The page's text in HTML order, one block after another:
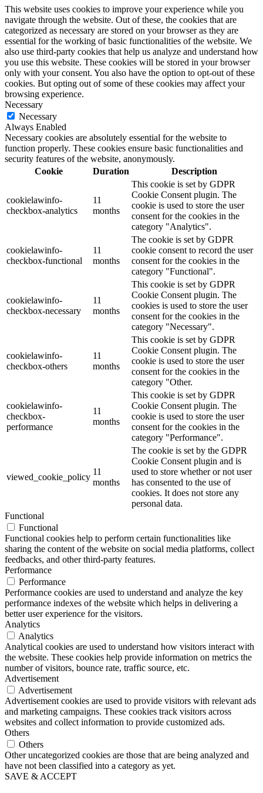
This website uses cookies to improve your experience while you
navigate through the website. Out of these, the cookies that are
categorized as necessary are stored on your browser as they are
essential for the working of basic functionalities of the website. We
also use third-party cookies that help us analyze and understand how
you use this website. These cookies will be stored in your browser
only with your consent. You also have the option to opt-out of these
cookies. But opting out of some of these cookies may affect your
browsing experience.
Necessary
Necessary
Always Enabled
Necessary cookies are absolutely essential for the website to
function properly. These cookies ensure basic functionalities and
security features of the website, anonymously.
Cookie
Duration Description
cookielawinfo-
checkbox-analytics
11
months
This cookie is set by GDPR
Cookie Consent plugin. The
cookie is used to store the user
consent for the cookies in the
category "Analytics".
cookielawinfo-
checkbox-functional
11
months
The cookie is set by GDPR
cookie consent to record the user
consent for the cookies in the
category "Functional".
cookielawinfo-
checkbox-necessary
11
months
This cookie is set by GDPR
Cookie Consent plugin. The
cookies is used to store the user
consent for the cookies in the
category "Necessary".
cookielawinfo-
checkbox-others
11
months
This cookie is set by GDPR
Cookie Consent plugin. The
cookie is used to store the user
consent for the cookies in the
category "Other.
cookielawinfo-
checkbox-
performance
11
months
This cookie is set by GDPR
Cookie Consent plugin. The
cookie is used to store the user
consent for the cookies in the
category "Performance".
viewed_cookie_policy
11
months
The cookie is set by the GDPR
Cookie Consent plugin and is
used to store whether or not user
has consented to the use of
cookies. It does not store any
personal data.
Functional
Functional
Functional cookies help to perform certain functionalities like
sharing the content of the website on social media platforms, collect
feedbacks, and other third-party features.
Performance
Performance
Performance cookies are used to understand and analyze the key
performance indexes of the website which helps in delivering a
better user experience for the visitors.
Analytics
Analytics
Analytical cookies are used to understand how visitors interact with
the website. These cookies help provide information on metrics the
number of visitors, bounce rate, traffic source, etc.
Advertisement
Advertisement
Advertisement cookies are used to provide visitors with relevant ads
and marketing campaigns. These cookies track visitors across
websites and collect information to provide customized ads.
Others
Others
Other uncategorized cookies are those that are being analyzed and
have not been classified into a category as yet.
SAVE & ACCEPT